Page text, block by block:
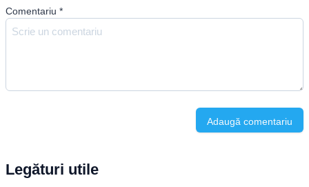
Comentariu *
Adaugă comentariu
Legături utile